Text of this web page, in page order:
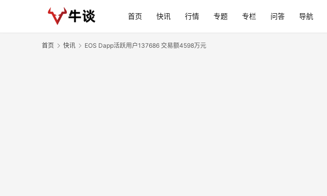
首页 快讯 行情 专题 专栏 问答 导航
首页 快讯 EOS Dapp活跃用户137686 交易额4598万元